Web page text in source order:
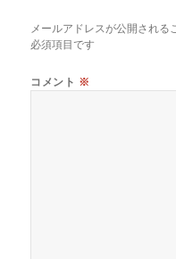
メールアドレスが公開される
必須項目です
コメント ※